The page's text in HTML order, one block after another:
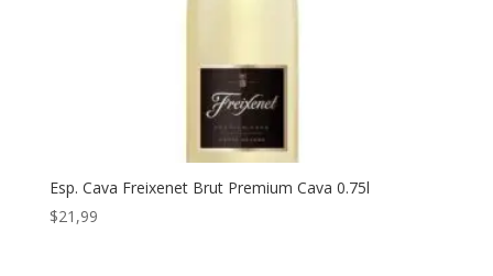
Esp. Cava Freixenet Brut Premium Cava 0.75l
$21,99